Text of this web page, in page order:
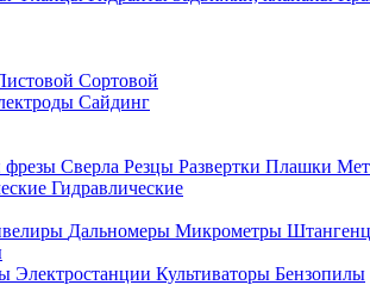
Сортовой
Сайдинг
Сверла Резцы Развертки Плашки
Гидравлические
Дальномеры Микрометры
Электростанции Культиваторы Бензопилы